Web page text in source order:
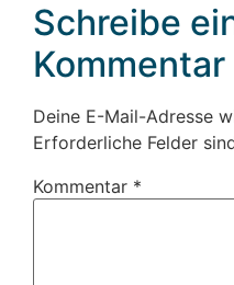
Schreibe
Kommentar
Deine E-Mail-Adresse
Erforderliche Felder
Kommentar *